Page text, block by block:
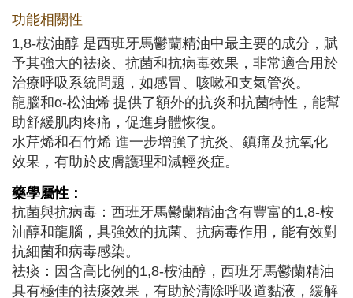
功能相關性
1,8-桉油醇 是西班牙馬鬱蘭精油中最主要的成分，賦
予其強大的祛痰、抗菌和抗病毒效果，非常適合用於
治療呼吸系統問題，如感冒、咳嗽和支氣管炎。
龍腦和α-松油烯 提供了額外的抗炎和抗菌特性，能幫
助舒緩肌肉疼痛，促進身體恢復。
水芹烯和石竹烯 進一步增強了抗炎、鎮痛及抗氧化
效果，有助於皮膚護理和減輕炎症。
藥學屬性：
抗菌與抗病毒：西班牙馬鬱蘭精油含有豐富的1,8-桉
油醇和龍腦，具強效的抗菌、抗病毒作用，能有效對
抗細菌和病毒感染。
祛痰：因含高比例的1,8-桉油醇，西班牙馬鬱蘭精油
具有極佳的祛痰效果，有助於清除呼吸道黏液，緩解